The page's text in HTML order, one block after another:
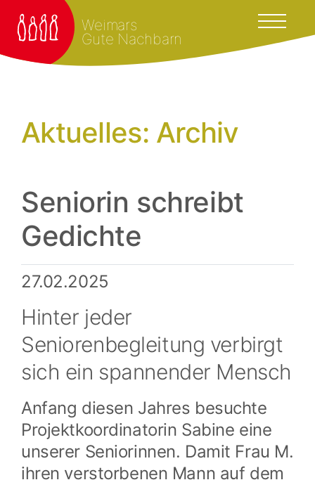
Weimars
Gute Nachbarn
Aktuelles: Archiv
Seniorin schreibt
Gedichte
27.02.2025
Hinter jeder
Seniorenbegleitung verbirgt
sich ein spannender Mensch
Anfang diesen Jahres besuchte
Projektkoordinatorin Sabine eine
unserer Seniorinnen. Damit Frau M.
ihren verstorbenen Mann auf dem